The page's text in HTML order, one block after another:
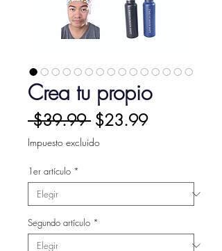
Crea tu propio
$39.99 Precio
$23.99Precio
Impuesto excluido
1er artículo *
Segundo artículo *